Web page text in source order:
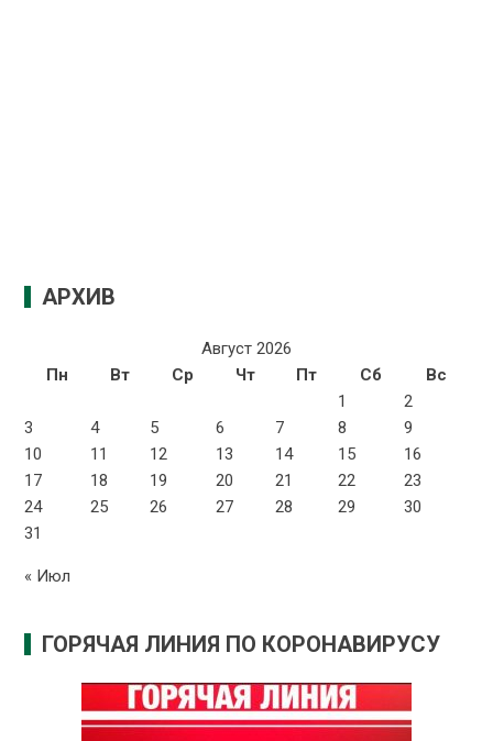
АРХИВ
Август 2026
Пн
Вт Ср Чт Пт Сб
Вс
1
2
3
4 5 6 7 8
9
10
11 12 13 14 15
16
17
18 19 20 21 22
23
24
25 26 27 28 29
30
31
« Июл
ГОРЯЧАЯ ЛИНИЯ ПО КОРОНАВИРУСУ